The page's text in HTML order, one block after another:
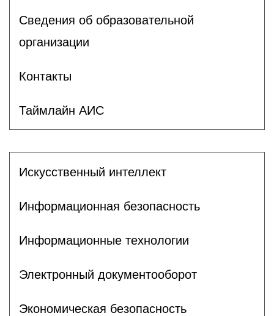
Сведения об образовательной
организации
Контакты
Таймлайн АИС
Искусственный интеллект
Информационная безопасность
Информационные технологии
Электронный документооборот
Экономическая безопасность